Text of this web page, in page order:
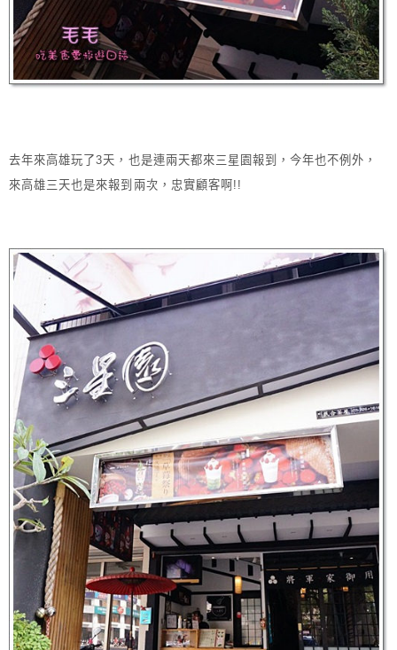
去年來高雄玩了3天，也是連兩天都來三星園報到，今年也不例外，
來高雄三天也是來報到兩次，忠實顧客啊!!